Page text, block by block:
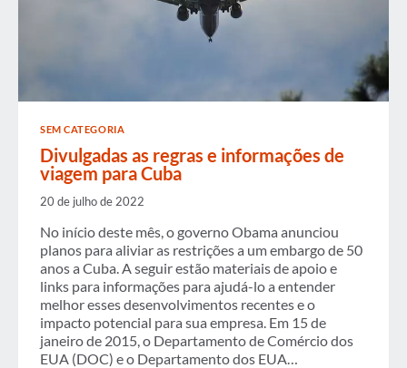
SEM CATEGORIA
Divulgadas as regras e informações de
viagem para Cuba
20 de julho de 2022
No início deste mês, o governo Obama anunciou
planos para aliviar as restrições a um embargo de 50
anos a Cuba. A seguir estão materiais de apoio e
links para informações para ajudá-lo a entender
melhor esses desenvolvimentos recentes e o
impacto potencial para sua empresa. Em 15 de
janeiro de 2015, o Departamento de Comércio dos
EUA (DOC) e o Departamento dos EUA…